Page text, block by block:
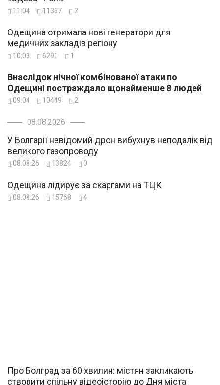
11:04 11367 2
Одещина отримала нові генератори для
медичних закладів регіону
10:03 6291 1
Внаслідок нічної комбінованої атаки по
Одещині постраждало щонайменше 8 людей
09:04 10449 2
08.08.2026
У Болгарії невідомий дрон вибухнув неподалік від
великого газопроводу
08.08.26 13824 0
Одещина лідирує за скаргами на ТЦК
08.08.26 15768 4
Про Болград за 60 хвилин: містян закликають
створити спільну відеоісторію до Дня міста